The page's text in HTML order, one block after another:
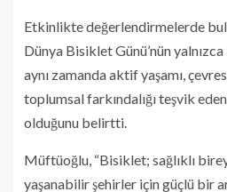
Etkinlikte değerlendirmelerde
Dünya Bisiklet Günü’nün
aynı zamanda aktif yaşamı,
toplumsal farkındalığı teşvik
olduğunu belirtti.
Müftüoğlu, “Bisiklet; sağlıklı
yaşanabilir şehirler için güçlü bir